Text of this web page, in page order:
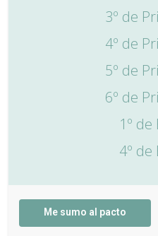
3º de
4º de
5º de
6º de
1º de
4º de
Me sumo al pacto